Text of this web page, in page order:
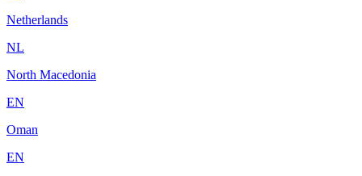
Netherlands
NL
North Macedonia
EN
Oman
EN